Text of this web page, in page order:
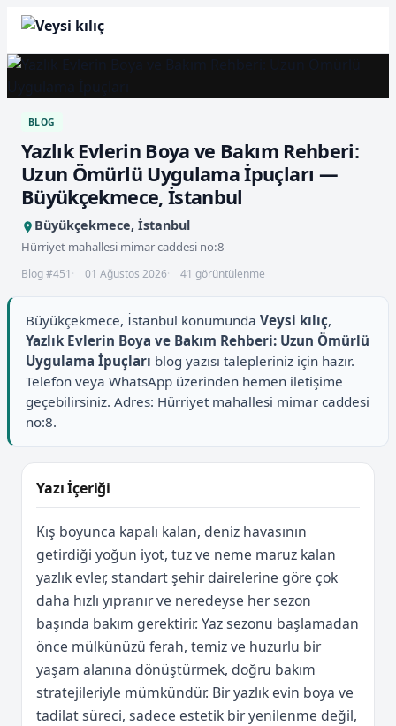
BLOG
Yazlık Evlerin Boya ve Bakım Rehberi:
Uzun Ömürlü Uygulama İpuçları —
Büyükçekmece, İstanbul
Büyükçekmece, İstanbul
Hürriyet mahallesi mimar caddesi no:8
Blog #451 01 Ağustos 2026 41 görüntülenme
Büyükçekmece, İstanbul konumunda Veysi kılıç,
Yazlık Evlerin Boya ve Bakım Rehberi: Uzun Ömürlü
Uygulama İpuçları blog yazısı talepleriniz için hazır.
Telefon veya WhatsApp üzerinden hemen iletişime
geçebilirsiniz. Adres: Hürriyet mahallesi mimar caddesi
no:8.
Yazı İçeriği
Kış boyunca kapalı kalan, deniz havasının
getirdiği yoğun iyot, tuz ve neme maruz kalan
yazlık evler, standart şehir dairelerine göre çok
daha hızlı yıpranır ve neredeyse her sezon
başında bakım gerektirir. Yaz sezonu başlamadan
önce mülkünüzü ferah, temiz ve huzurlu bir
yaşam alanına dönüştürmek, doğru bakım
stratejileriyle mümkündür. Bir yazlık evin boya ve
tadilat süreci, sadece estetik bir yenilenme değil,